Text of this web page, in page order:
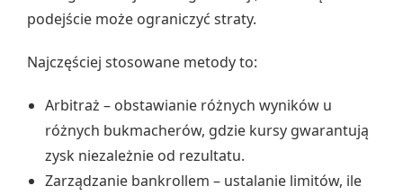
podejście może ograniczyć straty.
Najczęściej stosowane metody to:
Arbitraż – obstawianie różnych wyników u
różnych bukmacherów, gdzie kursy gwarantują
zysk niezależnie od rezultatu.
Zarządzanie bankrollem – ustalanie limitów, ile